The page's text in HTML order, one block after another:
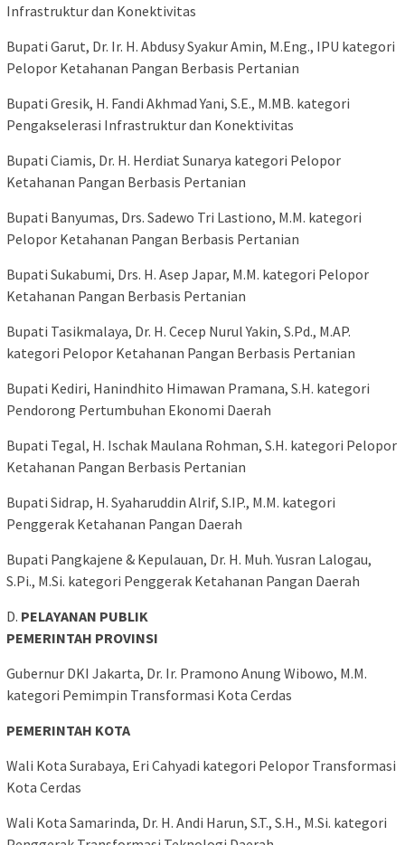
Infrastruktur dan Konektivitas
Bupati Garut, Dr. Ir. H. Abdusy Syakur Amin, M.Eng., IPU kategori
Pelopor Ketahanan Pangan Berbasis Pertanian
Bupati Gresik, H. Fandi Akhmad Yani, S.E., M.MB. kategori
Pengakselerasi Infrastruktur dan Konektivitas
Bupati Ciamis, Dr. H. Herdiat Sunarya kategori Pelopor
Ketahanan Pangan Berbasis Pertanian
Bupati Banyumas, Drs. Sadewo Tri Lastiono, M.M. kategori
Pelopor Ketahanan Pangan Berbasis Pertanian
Bupati Sukabumi, Drs. H. Asep Japar, M.M. kategori Pelopor
Ketahanan Pangan Berbasis Pertanian
Bupati Tasikmalaya, Dr. H. Cecep Nurul Yakin, S.Pd., M.AP.
kategori Pelopor Ketahanan Pangan Berbasis Pertanian
Bupati Kediri, Hanindhito Himawan Pramana, S.H. kategori
Pendorong Pertumbuhan Ekonomi Daerah
Bupati Tegal, H. Ischak Maulana Rohman, S.H. kategori Pelopor
Ketahanan Pangan Berbasis Pertanian
Bupati Sidrap, H. Syaharuddin Alrif, S.IP., M.M. kategori
Penggerak Ketahanan Pangan Daerah
Bupati Pangkajene & Kepulauan, Dr. H. Muh. Yusran Lalogau,
S.Pi., M.Si. kategori Penggerak Ketahanan Pangan Daerah
D. PELAYANAN PUBLIK
PEMERINTAH PROVINSI
Gubernur DKI Jakarta, Dr. Ir. Pramono Anung Wibowo, M.M.
kategori Pemimpin Transformasi Kota Cerdas
PEMERINTAH KOTA
Wali Kota Surabaya, Eri Cahyadi kategori Pelopor Transformasi
Kota Cerdas
Wali Kota Samarinda, Dr. H. Andi Harun, S.T., S.H., M.Si. kategori